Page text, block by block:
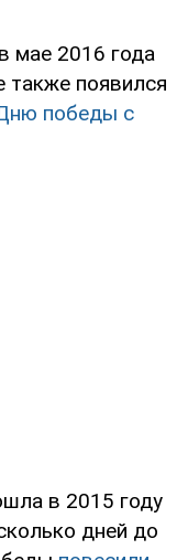
мае 2016 года
также появился
победы с
в 2015 году
дней до